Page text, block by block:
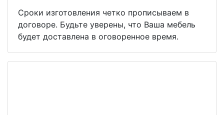
Сроки изготовления четко прописываем в
договоре. Будьте уверены, что Ваша мебель
будет доставлена в оговоренное время.